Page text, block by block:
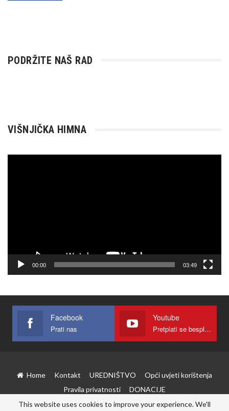
PODRŽITE NAŠ RAD
VIŠNJIČKA HIMNA
00:00 03:49
Facebook
Prati nas
Youtube
Pretplati se besplatno
Home Kontakt UREDNIŠTVO
Opći uvjeti korištenja
Pravila privatnosti
DONACIJE
This website uses cookies to improve your experience. We'll